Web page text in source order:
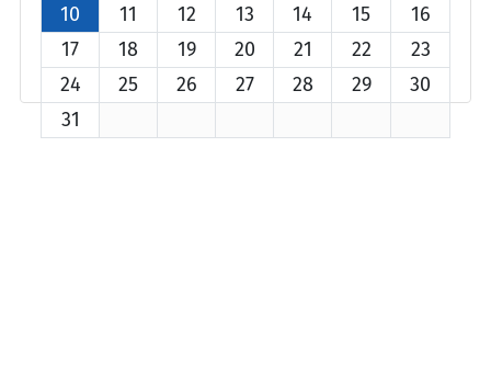
10
11 12 13 14 15
16
17
18 19 20 21 22
23
24
25 26 27 28 29
30
31